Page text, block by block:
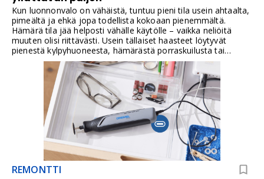
Kun luonnonvalo on vähäistä, tuntuu pieni tila usein ahtaalta,
pimeältä ja ehkä jopa todellista kokoaan pienemmältä.
Hämärä tila jää helposti vähälle käytölle – vaikka neliöitä
muuten olisi riittävästi. Usein tällaiset haasteet löytyvät
pienestä kylpyhuoneesta, hämärästä porraskuilusta tai
yläkerran aulatilasta. Näissä tiloissa on usein myös
ongelmana se, että perinteistä ikkunaa ei saa tilaan
asennettua kovinkaan helposti.
REMONTTI